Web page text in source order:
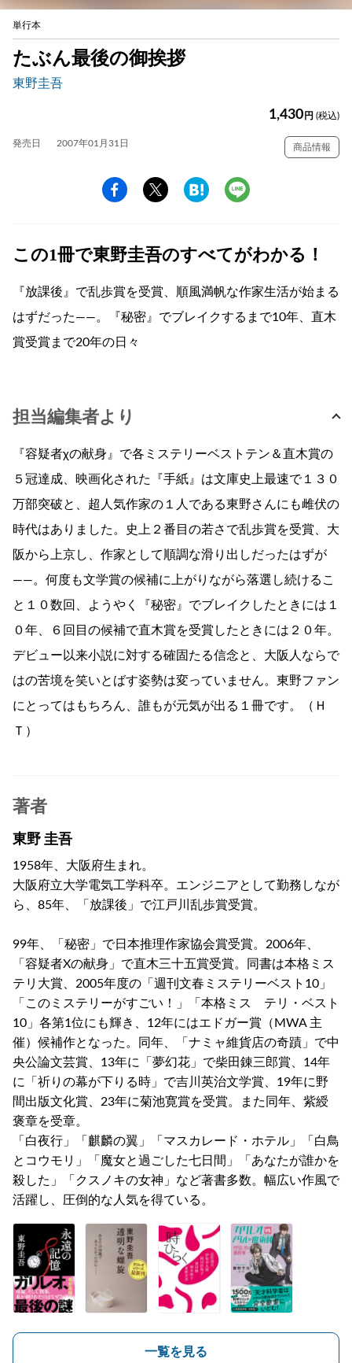
単行本
たぶん最後の御挨拶
東野圭吾
1,430 円 (税込)
発売日 2007年01月31日 商品情報
この1冊で東野圭吾のすべてがわかる！
『放課後』で乱歩賞を受賞、順風満帆な作家生活が始まる
はずだった——。『秘密』でブレイクするまで10年、直木
賞受賞まで20年の日々
担当編集者より
『容疑者χの献身』で各ミステリーベストテン＆直木賞の
５冠達成、映画化された『手紙』は文庫史上最速で１３０
万部突破と、超人気作家の１人である東野さんにも雌伏の
時代はありました。史上２番目の若さで乱歩賞を受賞、大
阪から上京し、作家として順調な滑り出しだったはずが
——。何度も文学賞の候補に上がりながら落選し続けるこ
と１０数回、ようやく『秘密』でブレイクしたときには１
０年、６回目の候補で直木賞を受賞したときには２０年。
デビュー以来小説に対する確固たる信念と、大阪人ならで
はの苦境を笑いとばす姿勢は変っていません。東野ファン
にとってはもちろん、誰もが元気が出る１冊です。（Ｈ
Ｔ）
著者
東野 圭吾
1958年、大阪府生まれ。
大阪府立大学電気工学科卒。エンジニアとして勤務しなが
ら、85年、「放課後」で江戸川乱歩賞受賞。
99年、「秘密」で日本推理作家協会賞受賞。2006年、
「容疑者Xの献身」で直木三十五賞受賞。同書は本格ミス
テリ大賞、2005年度の「週刊文春ミステリーベスト10」
「このミステリーがすごい！」「本格ミス テリ・ベスト
10」各第1位にも輝き、12年にはエドガー賞（MWA 主
催）候補作となった。同年、「ナミャ維貨店の奇蹟」で中
央公論文芸賞、13年に「夢幻花」で柴田錬三郎賞、14年
に「祈りの幕が下りる時」で吉川英治文学賞、19年に野
間出版文化賞、23年に菊池寛賞を受賞。また同年、紫綬
褒章を受章。
「白夜行」「麒麟の翼」「マスカレード・ホテル」「白鳥
とコウモリ」「魔女と過ごした七日間」「あなたが誰かを
殺した」「クスノキの女神」など著書多数。幅広い作風で
活躍し、圧倒的な人気を得ている。
一覧を見る